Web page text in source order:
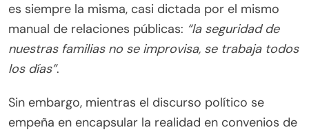
es siempre la misma, casi dictada por el mismo
manual de relaciones públicas: “la seguridad de
nuestras familias no se improvisa, se trabaja todos
los días”.
Sin embargo, mientras el discurso político se
empeña en encapsular la realidad en convenios de